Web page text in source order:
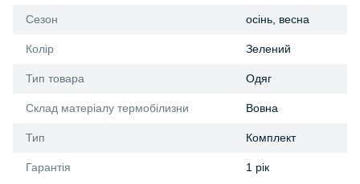
Сезон осінь, весна
Колір Зелений
Тип товара Одяг
Склад матеріалу термобілизни Вовна
Тип Комплект
Гарантія 1 рік